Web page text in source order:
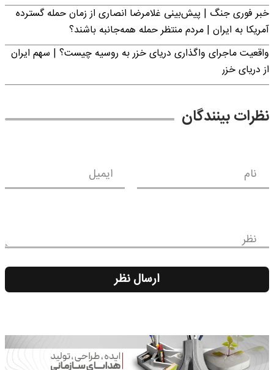
خبر فوری جنگ | پیش‌بینی غلامرضا انصاری از زمان حمله گسترده
آمریکا به ایران | مردم منتظر حمله همه‌جانبه باشند؟
واقعیت ماجرای واگذاری دریای خزر به روسیه چیست؟ | سهم ایران
از دریای خزر
نظرات بینندگان
نام ایمیل
نظر
ارسال نظر